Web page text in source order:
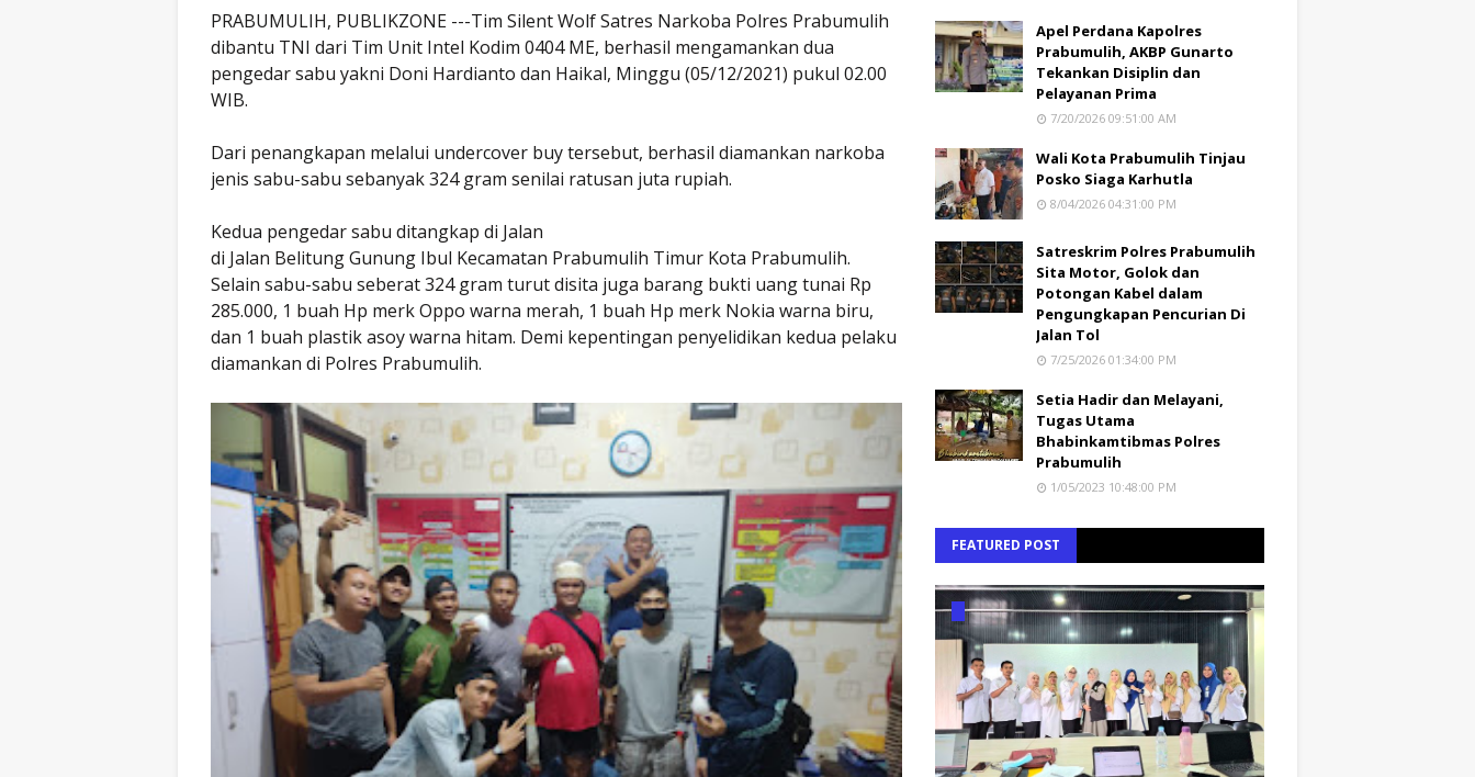
PRABUMULIH, PUBLIKZONE ---Tim Silent Wolf Satres Narkoba Polres Prabumulih
dibantu TNI dari Tim Unit Intel Kodim 0404 ME, berhasil mengamankan dua
pengedar sabu yakni Doni Hardianto dan Haikal, Minggu (05/12/2021) pukul 02.00
WIB.
Dari penangkapan melalui undercover buy tersebut, berhasil diamankan narkoba
jenis sabu-sabu sebanyak 324 gram senilai ratusan juta rupiah.
Kedua pengedar sabu ditangkap di Jalan
di Jalan Belitung Gunung Ibul Kecamatan Prabumulih Timur Kota Prabumulih.
Selain sabu-sabu seberat 324 gram turut disita juga barang bukti uang tunai Rp
285.000, 1 buah Hp merk Oppo warna merah, 1 buah Hp merk Nokia warna biru,
dan 1 buah plastik asoy warna hitam. Demi kepentingan penyelidikan kedua pelaku
diamankan di Polres Prabumulih.
Apel Perdana Kapolres
Prabumulih, AKBP Gunarto
Tekankan Disiplin dan
Pelayanan Prima
7/20/2026 09:51:00 AM
Wali Kota Prabumulih Tinjau
Posko Siaga Karhutla
8/04/2026 04:31:00 PM
Satreskrim Polres Prabumulih
Sita Motor, Golok dan
Potongan Kabel dalam
Pengungkapan Pencurian Di
Jalan Tol
7/25/2026 01:34:00 PM
Setia Hadir dan Melayani,
Tugas Utama
Bhabinkamtibmas Polres
Prabumulih
1/05/2023 10:48:00 PM
FEATURED POST